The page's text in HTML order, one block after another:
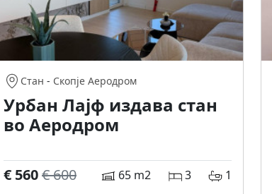
Стан - Скопје Аеродром
Урбан Лајф издава стан
во Аеродром
€ 560€ 600 65 m2 3 1